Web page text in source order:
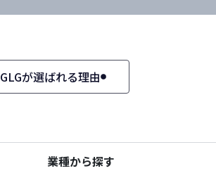
GLGが選ばれる理由
業種から探す